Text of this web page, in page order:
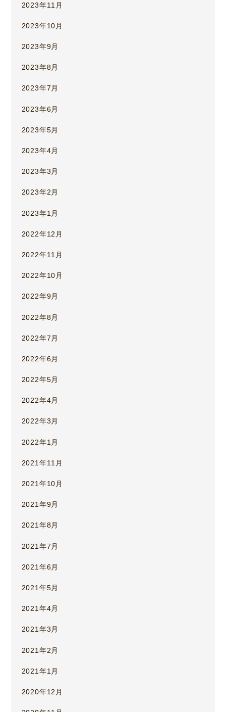
2023年11月
2023年10月
2023年9月
2023年8月
2023年7月
2023年6月
2023年5月
2023年4月
2023年3月
2023年2月
2023年1月
2022年12月
2022年11月
2022年10月
2022年9月
2022年8月
2022年7月
2022年6月
2022年5月
2022年4月
2022年3月
2022年1月
2021年11月
2021年10月
2021年9月
2021年8月
2021年7月
2021年6月
2021年5月
2021年4月
2021年3月
2021年2月
2021年1月
2020年12月